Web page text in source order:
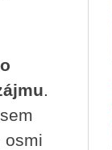
osmi